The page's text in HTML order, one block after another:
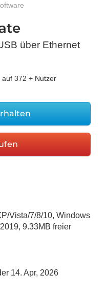
über Ethernet
auf 372 + Nutzer
Vista/7/8/10, Windows
, 9.33MB freier
14. Apr, 2026